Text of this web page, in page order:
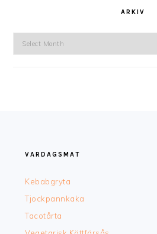
ARKIV
Arkiv
VARDAGSMAT
Kebabgryta
Tjockpannkaka
Tacotårta